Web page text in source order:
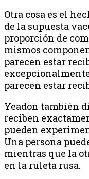
Otra cosa es el
de la supuesta
proporción de
mismos
parecen estar
parecen estar
Yeadon también
reciben
pueden
Una persona
mientras que la
en la ruleta rusa.